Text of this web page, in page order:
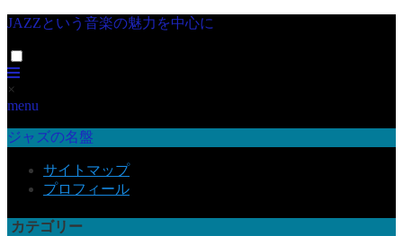
JAZZという音楽の魅力を中心に
×
menu
ジャズの名盤
サイトマップ
プロフィール
カテゴリー